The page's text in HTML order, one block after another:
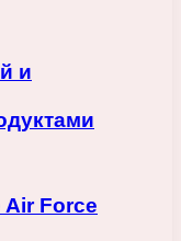
и
Force